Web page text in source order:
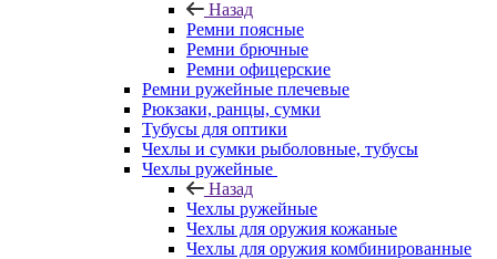
Назад
Ремни поясные
Ремни брючные
Ремни офицерские
Ремни ружейные плечевые
Рюкзаки, ранцы, сумки
Тубусы для оптики
Чехлы и сумки рыболовные, тубусы
Чехлы ружейные
Назад
Чехлы ружейные
Чехлы для оружия кожаные
Чехлы для оружия комбинированные